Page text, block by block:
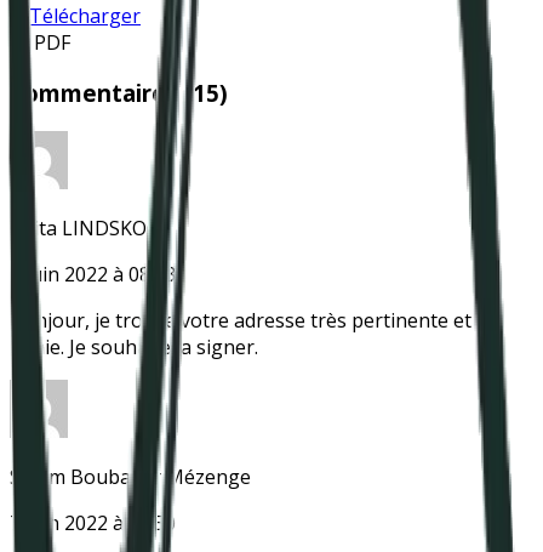
Télécharger
📄 PDF
Commentaires (15)
Anita LINDSKOG
7 juin 2022 à 08:53
Bonjour, je trouve votre adresse très pertinente et la
relaie. Je souhaite la signer.
Sihem Boubaker Mézenge
7 juin 2022 à 11:50